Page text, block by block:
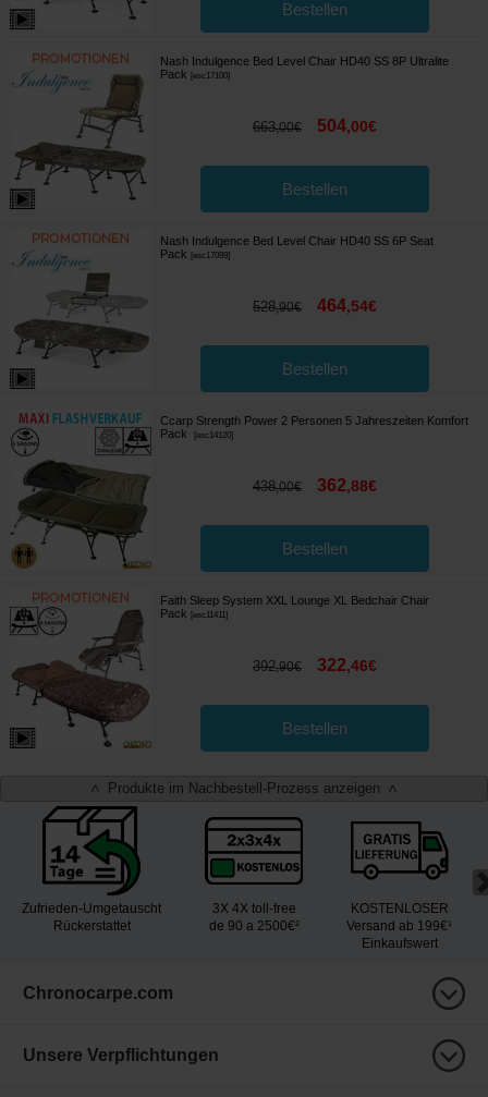
Bestellen
Nash Indulgence Bed Level Chair HD40 SS 8P Ultralite
Pack [esc17100]
663,00€ 504,00€
Bestellen
Nash Indulgence Bed Level Chair HD40 SS 6P Seat
Pack [esc17099]
528,90€ 464,54€
Bestellen
Ccarp Strength Power 2 Personen 5 Jahreszeiten Komfort
Pack
[esc14120]
438,00€ 362,88€
Bestellen
Faith Sleep System XXL Lounge XL Bedchair Chair
Pack [esc11411]
392,90€ 322,46€
Bestellen
< Produkte im Nachbestell-Prozess anzeigen >
Zufrieden-Umgetauscht
Rückerstattet
3X 4X toll-free
de 90 a 2500€²
KOSTENLOSER
Versand ab 199€¹
Einkaufswert
Chronocarpe.com
Unsere Verpflichtungen